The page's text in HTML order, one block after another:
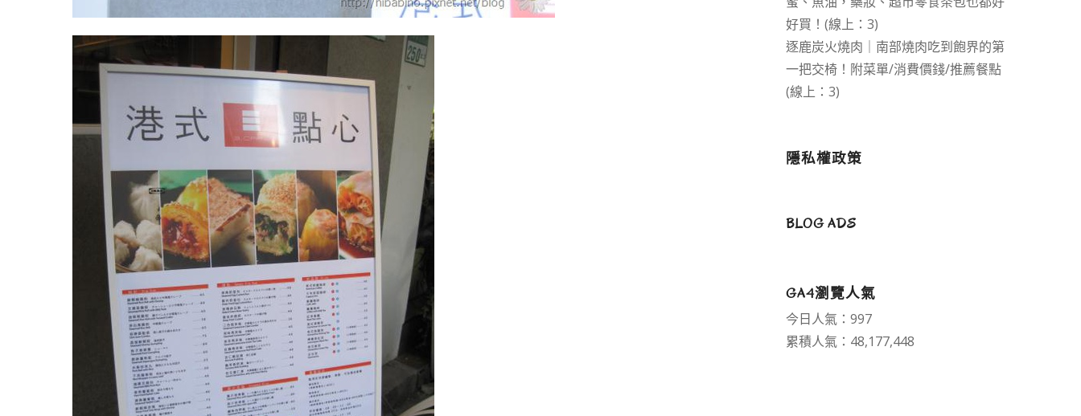
好買！(線上：3)
逐鹿炭火燒肉｜南部燒肉吃到飽界的第
一把交椅！附菜單/消費價錢/推薦餐點
(線上：3)
隱私權政策
BLOG ADS
GA4瀏覽人氣
今日人氣：997
累積人氣：48,177,448